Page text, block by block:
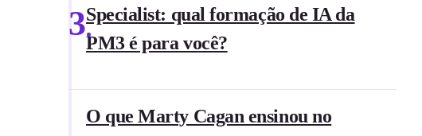
3Specialist: qual formação de IA da
PM3 é para você?
O que Marty Cagan ensinou no